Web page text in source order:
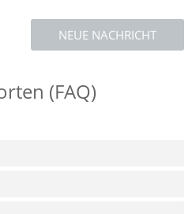
NEUE NACHRICHT
(FAQ)